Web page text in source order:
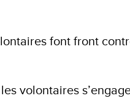
font front
volontaires